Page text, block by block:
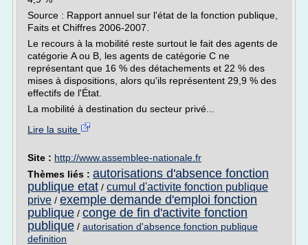
Source : Rapport annuel sur l'état de la fonction publique,
Faits et Chiffres 2006-2007.
Le recours à la mobilité reste surtout le fait des agents de
catégorie A ou B, les agents de catégorie C ne
représentant que 16 % des détachements et 22 % des
mises à dispositions, alors qu'ils représentent 29,9 % des
effectifs de l'État.
La mobilité à destination du secteur privé...
Lire la suite
Site : http://www.assemblee-nationale.fr
Thèmes liés : autorisations d'absence fonction
publique etat / cumul d'activite fonction publique
prive / exemple demande d'emploi fonction
publique / conge de fin d'activite fonction
publique / autorisation d'absence fonction publique
definition